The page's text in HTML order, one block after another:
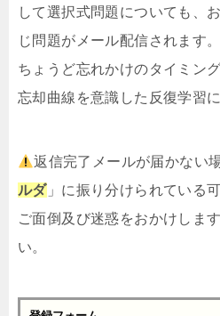
して選択式問題についても、
じ問題がメール配信されます。
ちょうど忘れかけのタイミン
忘却曲線を意識した反復学習
返信完了メールが届かない
ルダ」に振り分けられている
ご面倒及び迷惑をおかけしま
い。